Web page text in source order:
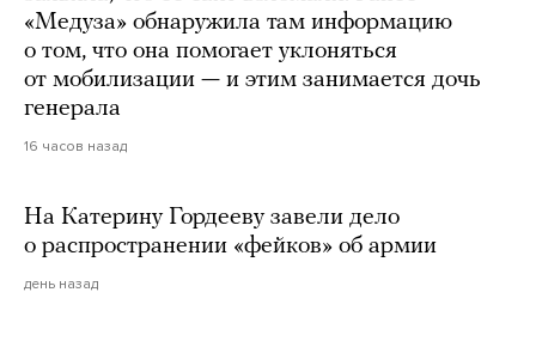
«Медуза» обнаружила там информацию
о том, что она помогает уклоняться
от мобилизации — и этим занимается дочь
генерала
16 часов назад
На Катерину Гордееву завели дело
о распространении «фейков» об армии
день назад